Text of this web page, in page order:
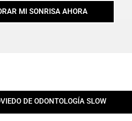
MI SONRISA AHORA
DE ODONTOLOGÍA SLOW